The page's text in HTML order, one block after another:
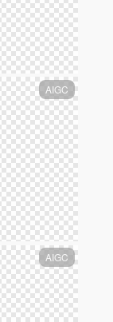
AIGC
AIGC